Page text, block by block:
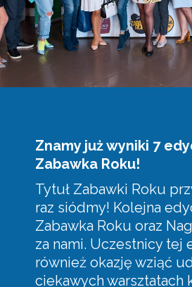
Znamy już wyniki 7
Zabawka Roku!
Tytuł Zabawki Roku
raz siódmy! Kolejna
Zabawka Roku oraz
za nami. Uczestnicy tej
również okazję wziąć
ciekawych warsztatach